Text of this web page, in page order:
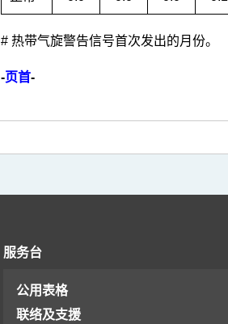
# 热带气旋警告信号首次发出的月份。
-页首-
服务台
公用表格
联络及支援